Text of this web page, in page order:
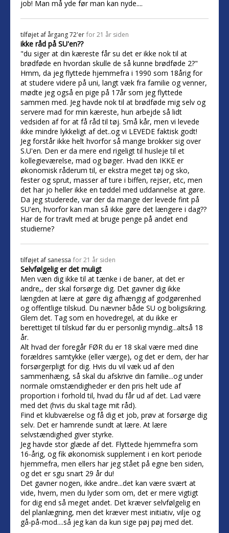
job! Man må yde før man kan nyde....
tilføjet af årgang 72'er for 21 år siden
ikke råd på SU'en??
"du siger at din kæreste får su det er ikke nok til at
brødføde en hvordan skulle de så kunne brødføde 2?"
Hmm, da jeg flyttede hjemmefra i 1990 som 18årig for
at studere videre på uni, langt væk fra familie og venner,
mødte jeg også en pige på 17år som jeg flyttede
sammen med. Jeg havde nok til at brødføde mig selv og
servere mad for min kæreste, hun arbejde så lidt
vedsiden af for at få råd til tøj. Små kår, men vi levede
ikke mindre lykkeligt af det..og vi LEVEDE faktisk godt!
Jeg forstår ikke helt hvorfor så mange brokker sig over
S.U'en. Den er da mere end rigeligt til husleje til et
kollegieværelse, mad og bøger. Hvad den IKKE er
økonomisk råderum til, er ekstra meget tøj og sko,
fester og sprut, masser af ture i biffen, rejser, etc, men
det har jo heller ikke en tøddel med uddannelse at gøre.
Da jeg studerede, var der da mange der levede fint på
SU'en, hvorfor kan man så ikke gøre det længere i dag??
Har de for travlt med at bruge penge på andet end
studierne?
tilføjet af sanessa for 21 år siden
Selvfølgelig er det muligt
Men væn dig ikke til at tænke i de baner, at det er
andre,, der skal forsørge dig. Det gavner dig ikke
længden at lære at gøre dig afhængig af godgørenhed
og offentlige tilskud. Du nævner både SU og boligsikring.
Glem det. Tag som en hovedregel, at du ikke er
berettiget til tilskud før du er personlig myndig...altså 18
år.
Alt hvad der foregår FØR du er 18 skal være med dine
forældres samtykke (eller værge), og det er dem, der har
forsørgerpligt for dig. Hvis du vil væk ud af den
sammenhæng, så skal du afskrive din familie...og under
normale omstændigheder er den pris helt ude af
proportion i forhold til, hvad du får ud af det. Lad være
med det (hvis du skal tage mit råd).
Find et klubværelse og få dig et job, prøv at forsørge dig
selv. Det er hamrende sundt at lære. At lære
selvstændighed giver styrke.
Jeg havde stor glæde af det. Flyttede hjemmefra som
16-årig, og fik økonomisk supplement i en kort periode
hjemmefra, men ellers har jeg stået på egne ben siden,
og det er sgu snart 29 år du!
Det gavner nogen, ikke andre...det kan være svært at
vide, hvem, men du lyder som om, det er mere vigtigt
for dig end så meget andet. Det kræver selvfølgelig en
del planlægning, men det kræver mest initiativ, vilje og
gå-på-mod....så jeg kan da kun sige pøj pøj med det.